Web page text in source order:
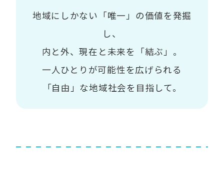
地域にしかない「唯一」の価値を発掘
し、
内と外、現在と未来を「結ぶ」。
一人ひとりが可能性を広げられる
「自由」な地域社会を目指して。